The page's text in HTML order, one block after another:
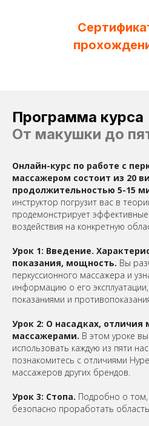
Программа курса
От макушки до
Онлайн-курс по работе с
массажером состоит из 20
продолжительностью 5-15
инструктор погрузит вас в
продемонстрирует
воздействия на конкретную
Урок 1: Введение.
показания, мощность. Вы
перкуссионного массажера и
информацию о его
показаниями и
Урок 2: О насадках,
массажерами. В этом уроке вы
использовать каждую из пяти
познакомитесь с отличиями
массажеров других брендов.
Урок 3: Стопа. Подробно о том,
безопасно проработать